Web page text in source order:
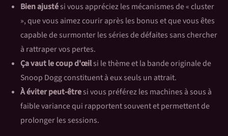
Bien ajustési vous appréciez les mécanismes de « cluster
», que vous aimez courir après les bonus et que vous êtes
capable de surmonter les séries de défaites sans chercher
à rattraper vos pertes.
Ça vaut le coup d'œilsi le thème et la bande originale de
Snoop Dogg constituent à eux seuls un attrait.
À éviter peut-êtresi vous préférez les machines à sous à
faible variance qui rapportent souvent et permettent de
prolonger les sessions.